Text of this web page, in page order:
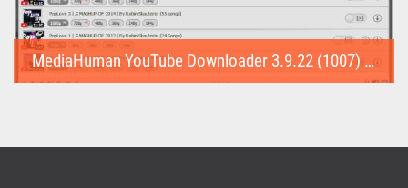
MediaHuman YouTube Downloader 3.9.22 (1007) (Repack & Portable)